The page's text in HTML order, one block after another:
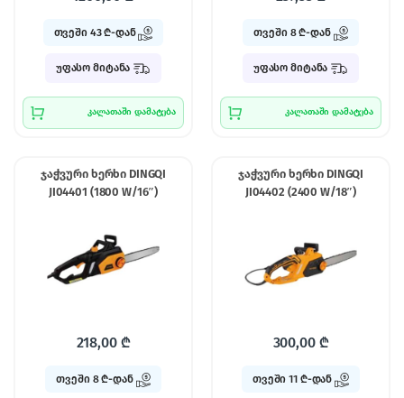
თვეში 43 ₾-დან
უფასო მიტანა
კალათაში დამატება
თვეში 8 ₾-დან
უფასო მიტანა
კალათაში დამატება
ჯაჭვური ხერხი DINGQI
JI04401 (1800 W/16″)
218,00 ₾
თვეში 8 ₾-დან
ჯაჭვური ხერხი DINGQI
JI04402 (2400 W/18″)
300,00 ₾
თვეში 11 ₾-დან